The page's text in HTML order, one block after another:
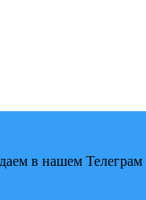
в нашем Телеграм